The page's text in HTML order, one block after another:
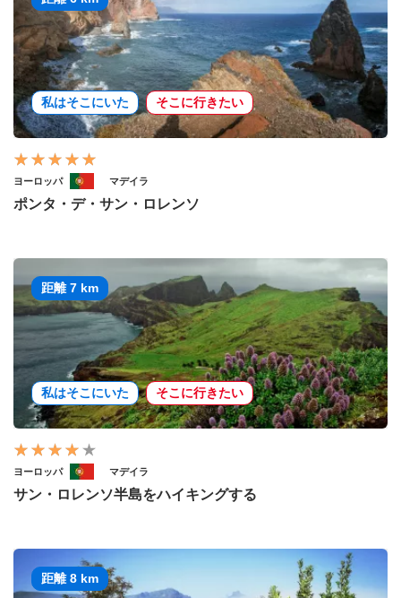
私はそこにいた そこに行きたい
ヨーロッパ マデイラ
ポンタ・デ・サン・ロレンソ
距離 7 km
私はそこにいた そこに行きたい
ヨーロッパ マデイラ
サン・ロレンソ半島をハイキングする
距離 8 km